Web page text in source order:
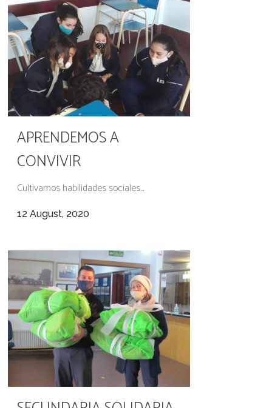
APRENDEMOS A
CONVIVIR
Cultivamos habilidades sociales...
12 August, 2020